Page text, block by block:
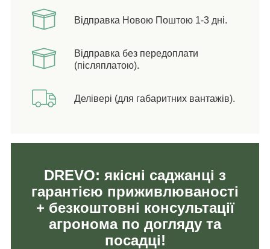
Відправка Новою Поштою 1-3 дні.
Відправка без передоплати
(післяплатою).
Делівері (для габаритних вантажів).
DREVO: якісні саджанці з
гарантією приживлюваності
+ безкоштовні консультації
агронома по догляду та
посадці!